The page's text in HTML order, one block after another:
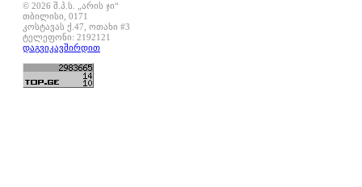
© 2026 შ.პ.ს. „არის ჯი“
თბილისი, 0171
კოსტავას ქ.47, ოთახი #3
ტელეფონი: 2192121
დაგვიკავშირდით